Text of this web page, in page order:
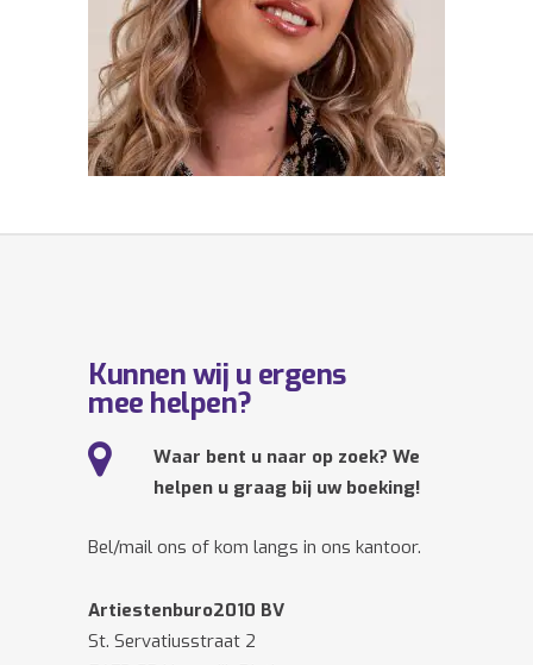
Kunnen wij u ergens
mee helpen?
Waar bent u naar op zoek? We
helpen u graag bij uw boeking!
Bel/mail ons of kom langs in ons kantoor.
Artiestenburo2010 BV
St. Servatiusstraat 2